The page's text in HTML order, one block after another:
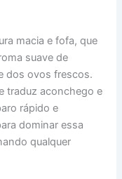
macia e fofa, que
suave de
dos ovos frescos.
traduz aconchego e
rápido e
dominar essa
qualquer